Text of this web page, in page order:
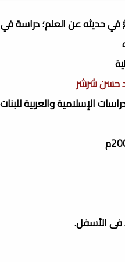
حديثه عن العلم؛ دراسة
حسن شرشر
الإسلامية والعربية
فى الأسفل.